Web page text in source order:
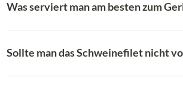
Was serviert man am besten zum
Sollte man das Schweinefilet nicht